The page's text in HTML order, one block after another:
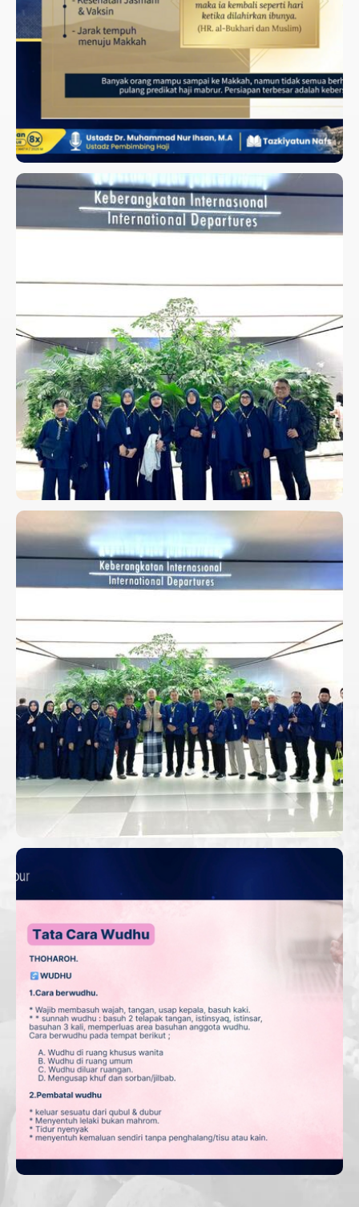
BERSAMA USTADZ DR.
MUHAMMAD NUR IHSAN, M.A
UMROH KELUARGA BAPAK
SUNARIO
KEBERANGKATAN UMROH
PERDANA 21 JUNI 2026
KAJIAN ROAD TO MABRUR;
FIQH WANITA